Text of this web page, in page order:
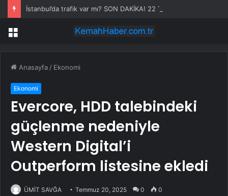
Menü
Anasayfa / Ekonomi
Ekonomi
Evercore, HDD talebindeki
güçlenme nedeniyle
Western Digital’i
Outperform listesine ekledi
ÜMİT SAVĞA Temmuz 20, 2025 0 0